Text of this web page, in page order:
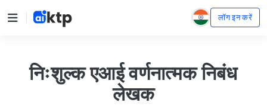
लॉग इन करें
निःशुल्क एआई वर्णनात्मक निबंध
लेखक